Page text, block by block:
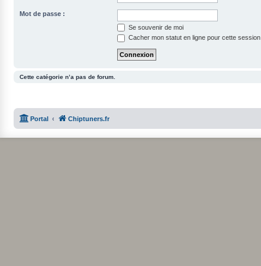
Mot de passe :
Se souvenir de moi
Cacher mon statut en ligne pour cette session
Cette catégorie n’a pas de forum.
Portal Chiptuners.fr